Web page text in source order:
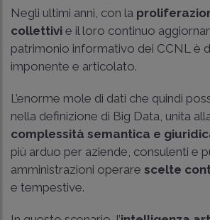
Negli ultimi anni, con la
collettivi e il loro continuo
patrimonio informativo dei CCNL è
imponente e articolato.
L’enorme mole di dati che quindi
nella definizione di Big Data, unita
complessità semantica e
più arduo per aziende, consulenti e
amministrazioni operare scelte
e tempestive.